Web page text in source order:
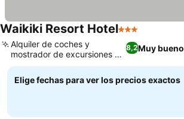
Waikiki Resort Hotel3 Estrellas
8,2Muy bueno
Alquiler de coches y
mostrador de excursiones en
el hotel
Elige fechas para ver los precios exactos